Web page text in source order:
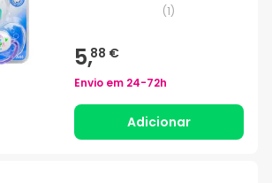
(1)
5,88 €
Envio em 24-72h
Adicionar